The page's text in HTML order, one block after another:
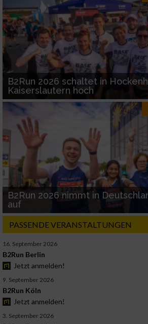
B2Run 2026 schaltet in
Kaiserslautern hoch
B2Run 2026 nimmt in
auf
PASSENDE VERANSTALTUNGEN
16. September 2026
B2Run Berlin
Jetzt anmelden!
9. September 2026
B2Run Köln
Jetzt anmelden!
3. September 2026